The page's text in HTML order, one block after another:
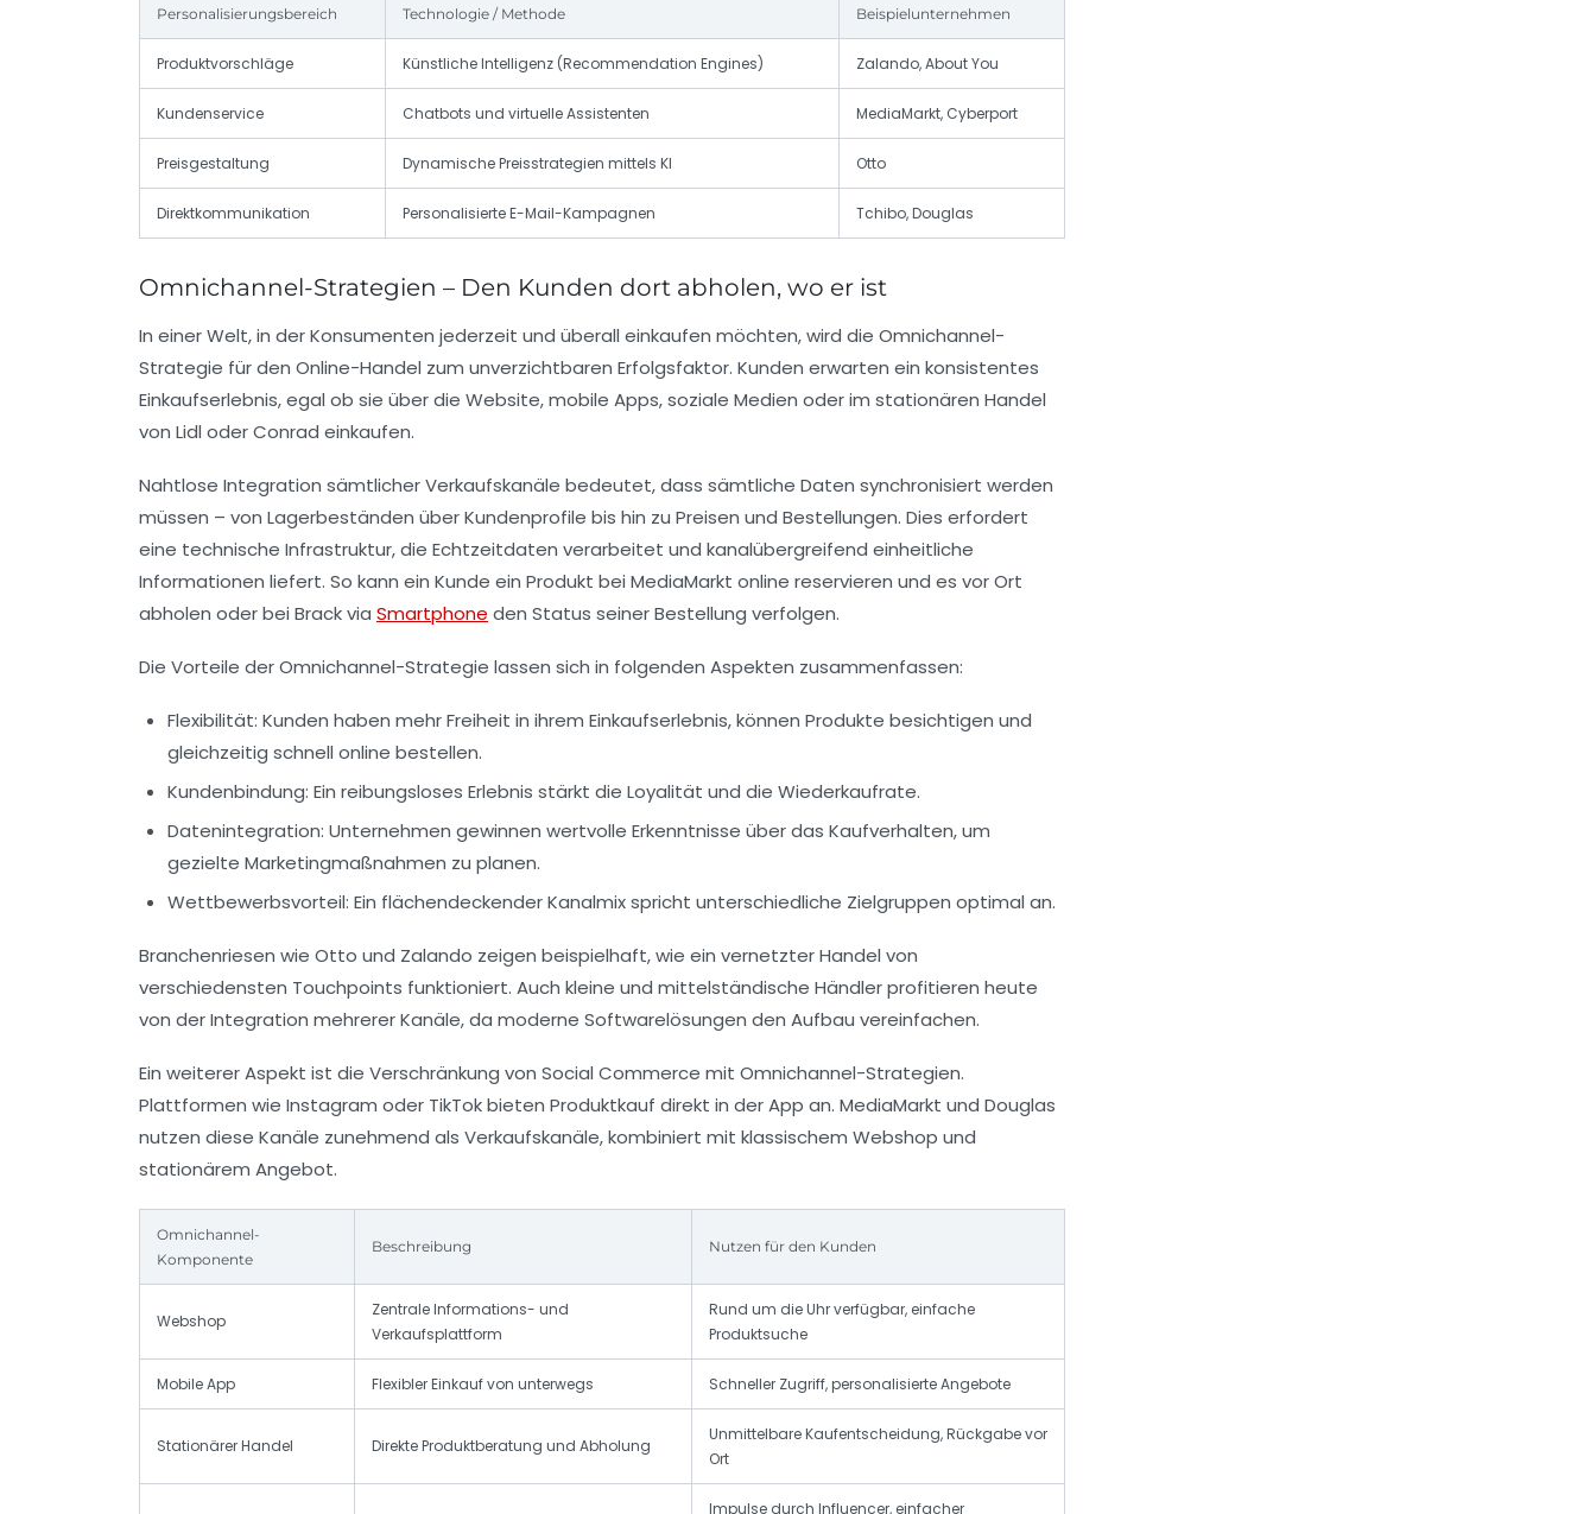
Personalisierungsbereich Technologie / Methode Beispielunternehmen
Produktvorschläge Künstliche Intelligenz (Recommendation Engines) Zalando, About You
Kundenservice Chatbots und virtuelle Assistenten MediaMarkt, Cyberport
Preisgestaltung Dynamische Preisstrategien mittels KI Otto
Direktkommunikation Personalisierte E-Mail-Kampagnen Tchibo, Douglas
Omnichannel-Strategien – Den Kunden dort abholen, wo er ist
In einer Welt, in der Konsumenten jederzeit und überall einkaufen möchten, wird die Omnichannel-
Strategie für den Online-Handel zum unverzichtbaren Erfolgsfaktor. Kunden erwarten ein konsistentes
Einkaufserlebnis, egal ob sie über die Website, mobile Apps, soziale Medien oder im stationären Handel
von Lidl oder Conrad einkaufen.
Nahtlose Integration sämtlicher Verkaufskanäle bedeutet, dass sämtliche Daten synchronisiert werden
müssen – von Lagerbeständen über Kundenprofile bis hin zu Preisen und Bestellungen. Dies erfordert
eine technische Infrastruktur, die Echtzeitdaten verarbeitet und kanalübergreifend einheitliche
Informationen liefert. So kann ein Kunde ein Produkt bei MediaMarkt online reservieren und es vor Ort
abholen oder bei Brack via Smartphone den Status seiner Bestellung verfolgen.
Die Vorteile der Omnichannel-Strategie lassen sich in folgenden Aspekten zusammenfassen:
Flexibilität: Kunden haben mehr Freiheit in ihrem Einkaufserlebnis, können Produkte besichtigen und
gleichzeitig schnell online bestellen.
Kundenbindung: Ein reibungsloses Erlebnis stärkt die Loyalität und die Wiederkaufrate.
Datenintegration: Unternehmen gewinnen wertvolle Erkenntnisse über das Kaufverhalten, um
gezielte Marketingmaßnahmen zu planen.
Wettbewerbsvorteil: Ein flächendeckender Kanalmix spricht unterschiedliche Zielgruppen optimal an.
Branchenriesen wie Otto und Zalando zeigen beispielhaft, wie ein vernetzter Handel von
verschiedensten Touchpoints funktioniert. Auch kleine und mittelständische Händler profitieren heute
von der Integration mehrerer Kanäle, da moderne Softwarelösungen den Aufbau vereinfachen.
Ein weiterer Aspekt ist die Verschränkung von Social Commerce mit Omnichannel-Strategien.
Plattformen wie Instagram oder TikTok bieten Produktkauf direkt in der App an. MediaMarkt und Douglas
nutzen diese Kanäle zunehmend als Verkaufskanäle, kombiniert mit klassischem Webshop und
stationärem Angebot.
Omnichannel-
Komponente
Beschreibung Nutzen für den Kunden
Webshop
Zentrale Informations- und
Verkaufsplattform
Rund um die Uhr verfügbar, einfache
Produktsuche
Mobile App Flexibler Einkauf von unterwegs Schneller Zugriff, personalisierte Angebote
Stationärer Handel Direkte Produktberatung und Abholung
Unmittelbare Kaufentscheidung, Rückgabe vor
Ort
Impulse durch Influencer, einfacher